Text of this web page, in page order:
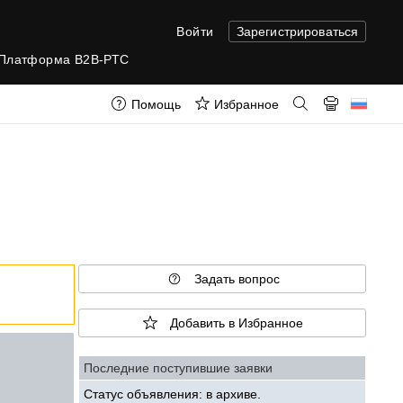
Войти
Зарегистрироваться
B2B-РТС
Помощь Избранное
Задать вопрос
Добавить в Избранное
Последние поступившие заявки
Статус объявления: в архиве.